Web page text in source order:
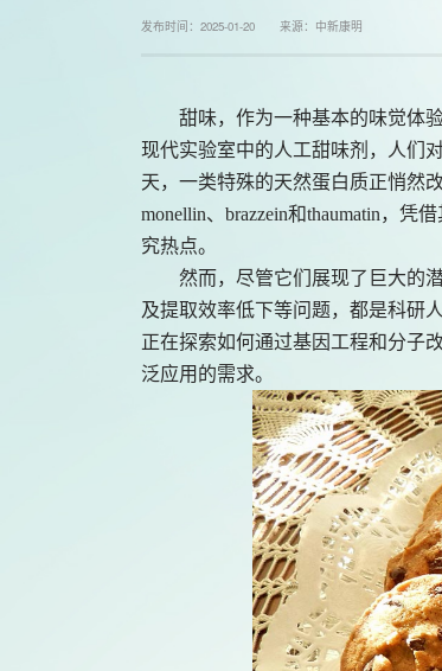
发布时间：2025-01-20 来源：中新康明
甜味，作为一种基本的味觉体
现代实验室中的人工甜味剂，人们
天，一类特殊的天然蛋白质正悄然
monellin、brazzein和thaumatin，
究热点。
然而，尽管它们展现了巨大的
及提取效率低下等问题，都是科研
正在探索如何通过基因工程和分子
泛应用的需求。